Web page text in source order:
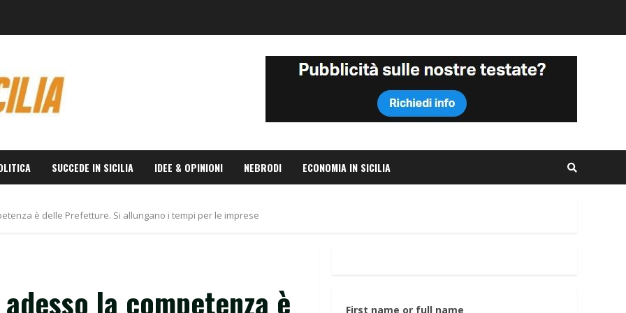
SUCCEDE IN SICILIA IDEE & OPINIONI NEBRODI ECONOMIA IN SICILIA
è delle Prefetture. Si allungano i tempi per le imprese
la competenza è
First name or full name